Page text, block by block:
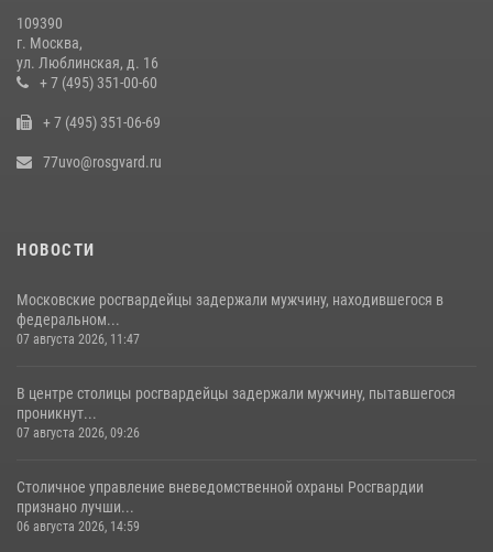
14 июля 2026, 08:00
В Москве сотрудники Росгвардии оказали помощь девушке,
17 июля 2026, 14:00
109390
г. Москва,
ул. Люблинская, д. 16
+ 7 (495) 351-00-60
+ 7 (495) 351-06-69
77uvo@rosgvard.ru
НОВОСТИ
Московские росгвардейцы задержали мужчину, находившегося в
федеральном...
07 августа 2026, 11:47
В центре столицы росгвардейцы задержали мужчину, пытавшегося
проникнут...
07 августа 2026, 09:26
Столичное управление вневедомственной охраны Росгвардии
признано лучши...
06 августа 2026, 14:59